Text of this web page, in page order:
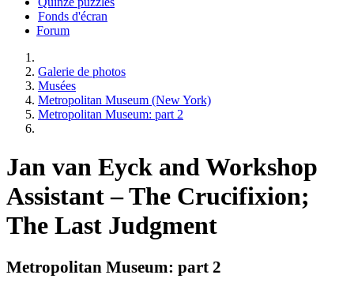
Fonds d'écran
Forum
Galerie de photos
Musées
Metropolitan Museum (New York)
Metropolitan Museum: part 2
Jan van Eyck and Workshop
Assistant – The Crucifixion;
The Last Judgment
Metropolitan Museum: part 2